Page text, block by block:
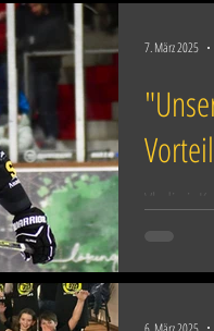
Vladimir
7. März 2025